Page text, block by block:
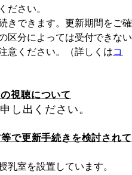
ださい。
きできます。更新期間をご確
区分によっては受付できない
意ください。（詳しくはコ
視聴について
し出ください。
で更新手続きを検討されて
室を設置しています。